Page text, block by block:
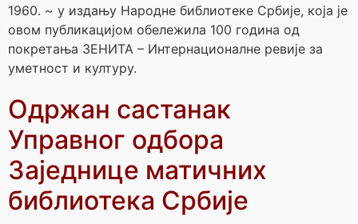
1960. ~ у издању Народне библиотеке Србије, која је
овом публикацијом обележила 100 година од
покретања ЗЕНИТА – Интернационалне ревије за
уметност и културу.
Одржан састанак
Управног одбора
Заједнице матичних
библиотека Србије